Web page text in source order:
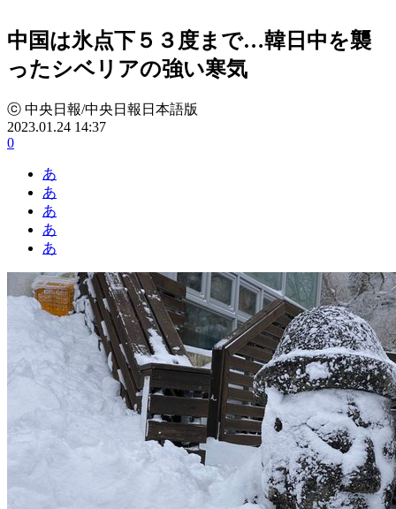
中国は氷点下５３度まで…韓日中を襲
ったシベリアの強い寒気
ⓒ 中央日報/中央日報日本語版
2023.01.24 14:37
0
あ
あ
あ
あ
あ